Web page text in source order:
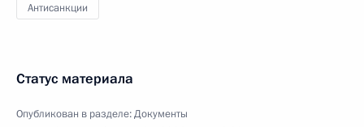
Антисанкции
Статус материала
Опубликован в разделе:Документы